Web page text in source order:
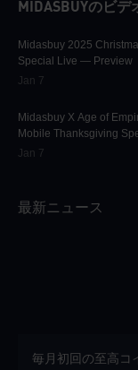
MIDASBUYのビデ
Midasbuy 2025
Special Live — Preview
Jan 7
Midasbuy X Age of
Mobile Thanksgiving
Live — Preview Now!
Jan 7
最新ニュース
毎月初回の至高コ